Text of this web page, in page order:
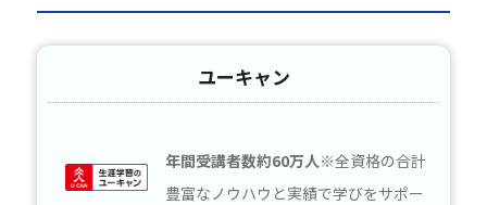
ユーキャン
年間受講者数約60万人※全資格の合計
豊富なノウハウと実績で学びをサポー